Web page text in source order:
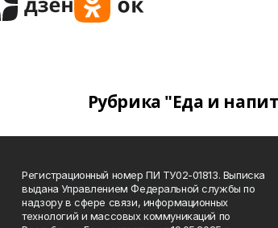
Рубрика "Еда и
Регистрационный номер ПИ ТУ02-01813. Выписка
выдана Управлением Федеральной службы по
надзору в сфере связи, информационных
технологий и массовых коммуникаций по